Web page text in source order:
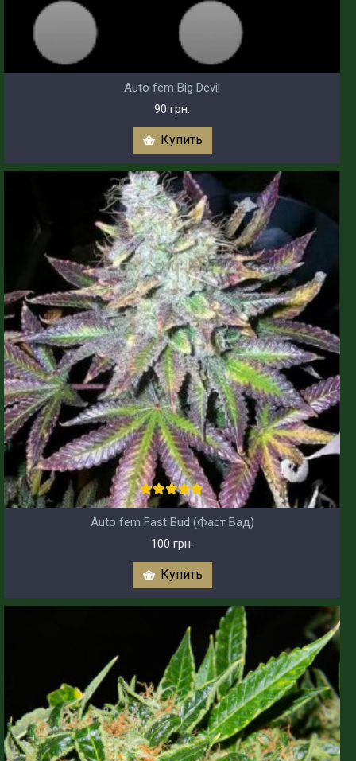
Auto fem Big Devil
90 грн.
Купить
Auto fem Fast Bud (Фаст Бад)
100 грн.
Купить